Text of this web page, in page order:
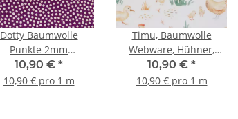
Dotty Baumwolle
Punkte 2mm
weiß/violett
10,90 € *
10,90 € pro 1 m
Timu, Baumwolle
Webware, Hühner,
Enten, weiß
10,90 € *
10,90 € pro 1 m